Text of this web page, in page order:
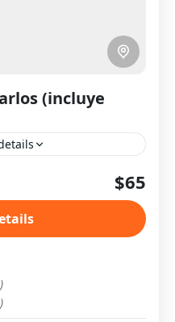
(incluye
y gastronómica en
de Santo
sus calles y
$65